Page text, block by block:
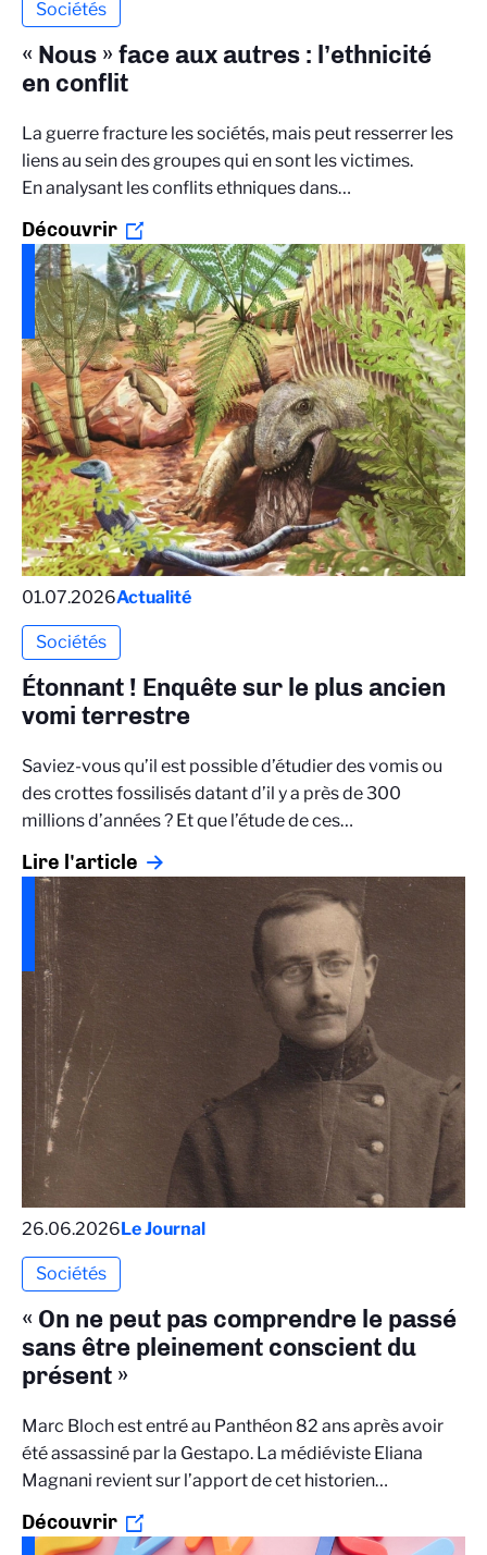
Sociétés
« Nous » face aux autres : l’ethnicité
en conflit
La guerre fracture les sociétés, mais peut resserrer les
liens au sein des groupes qui en sont les victimes.
En analysant les conflits ethniques dans…
Découvrir
01.07.2026Actualité
Sociétés
Étonnant ! Enquête sur le plus ancien
vomi terrestre
Saviez-vous qu’il est possible d’étudier des vomis ou
des crottes fossilisés datant d’il y a près de 300
millions d’années ? Et que l’étude de ces…
Lire l'article
26.06.2026Le Journal
Sociétés
« On ne peut pas comprendre le passé
sans être pleinement conscient du
présent »
Marc Bloch est entré au Panthéon 82 ans après avoir
été assassiné par la Gestapo. La médiéviste Eliana
Magnani revient sur l’apport de cet historien…
Découvrir